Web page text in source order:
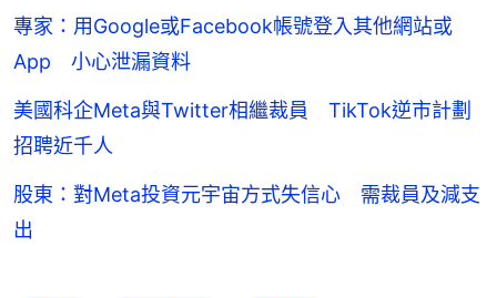
專家：用Google或Facebook帳號登入其他網站或
App 小心泄漏資料
美國科企Meta與Twitter相繼裁員 TikTok逆市計劃
招聘近千人
股東：對Meta投資元宇宙方式失信心 需裁員及減支
出